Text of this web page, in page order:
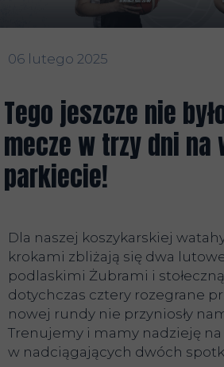
06 lutego 2025
Tego jeszcze nie
mecze w trzy dni na
parkiecie!
Dla naszej koszykarskiej
krokami zbliżają się dwa
podlaskimi Żubrami i
dotychczas cztery rozegrane
nowej rundy nie przyniosły
Trenujemy i mamy nadzieję
w nadciągających dwóch